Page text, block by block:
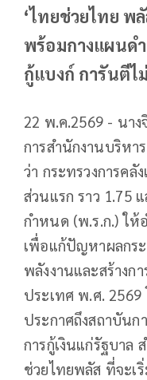
‘ไทยช่วยไทย พ
พร้อมกางแผนด
กู้แบงก์ การันตีไ
22 พ.ค.2569 - นา
การสำนักงานบริหา
ว่า กระทรวงการคลั
ส่วนแรก ราว 1.75
กำหนด (พ.ร.ก.) ให้
เพื่อแก้ปัญหาผลกร
พลังงานและสร้างก
ประเทศ พ.ศ.
ประกาศถึงสถาบันก
การกู้เงินแก่รัฐบาล
ช่วยไทยพลัส ที่จะเ